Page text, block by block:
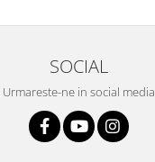
SOCIAL
Urmareste-ne in social media